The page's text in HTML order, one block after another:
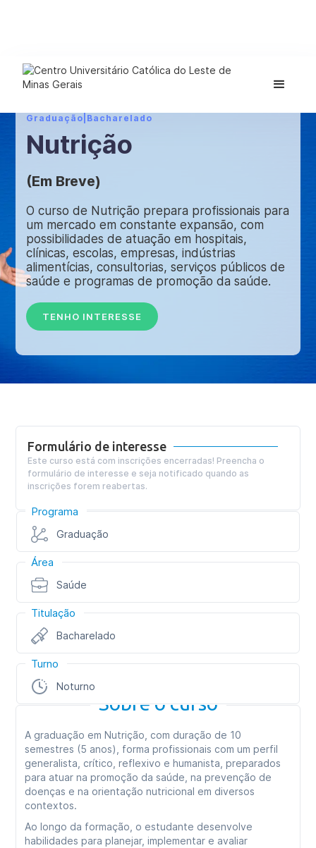
Graduação Bacharelado
Nutrição
(Em Breve)
O curso de Nutrição prepara profissionais para
um mercado em constante expansão, com
possibilidades de atuação em hospitais,
clínicas, escolas, empresas, indústrias
alimentícias, consultorias, serviços públicos de
saúde e programas de promoção da saúde.
TENHO INTERESSE
Programa
Graduação
Área
Saúde
Titulação
Bacharelado
Turno
Noturno
Sobre o curso
A graduação em Nutrição, com duração de 10
semestres (5 anos), forma profissionais com um perfil
generalista, crítico, reflexivo e humanista, preparados
para atuar na promoção da saúde, na prevenção de
doenças e na orientação nutricional em diversos
contextos.
Ao longo da formação, o estudante desenvolve
habilidades para planejar, implementar e avaliar
Formulário de interesse
Este curso está com inscrições encerradas! Preencha o
formulário de interesse e seja notificado quando as
inscrições forem reabertas.